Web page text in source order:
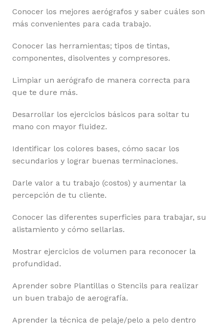
Conocer los mejores aerógrafos y saber cuáles son
más convenientes para cada trabajo.
Conocer las herramientas; tipos de tintas,
componentes, disolventes y compresores.
Limpiar un aerógrafo de manera correcta para
que te dure más.
Desarrollar los ejercicios básicos para soltar tu
mano con mayor fluidez.
Identificar los colores bases, cómo sacar los
secundarios y lograr buenas terminaciones.
Darle valor a tu trabajo (costos) y aumentar la
percepción de tu cliente.
Conocer las diferentes superficies para trabajar, su
alistamiento y cómo sellarlas.
Mostrar ejercicios de volumen para reconocer la
profundidad.
Aprender sobre Plantillas o Stencils para realizar
un buen trabajo de aerografía.
Aprender la técnica de pelaje/pelo a pelo dentro